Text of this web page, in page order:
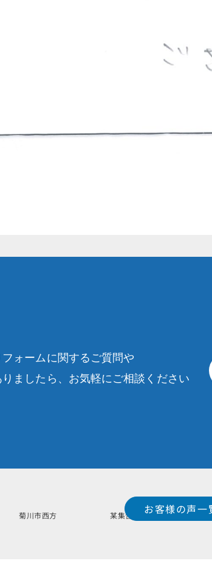
ォームに関するご質問や
ましたら、お気軽にご相談ください
菊川市西方 某集合住宅お客様の声一